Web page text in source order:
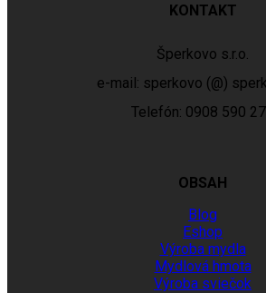
KONTAKT
Šperkovo s.r.o.
e-mail: sperkovo (@)
Telefón: 0908 590
OBSAH
Blog
Eshop
Výroba mydla
Mydlová hmota
Výroba sviečok